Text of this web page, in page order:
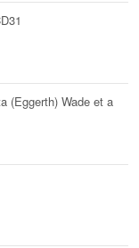
(Eggerth) Wade et a